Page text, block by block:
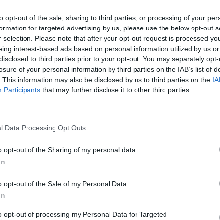
opt-out of the sale, sharing to third parties, or processing of your
for targeted advertising by us, please use the below opt-out
selection. Please note that after your opt-out request is processed
interest-based ads based on personal information utilized by us
to third parties prior to your opt-out. You may separately
of your personal information by third parties on the IAB’s list of
This information may also be disclosed by us to third parties on the
Participants that may further disclose it to other third parties.
Data Processing Opt Outs
opt-out of the Sharing of my personal data.
opt-out of the Sale of my Personal Data.
opt-out of processing my Personal Data for Targeted
sono state diverse. la prima
psicologico avuto dopo il secondo
o probabilmente complice anche lo
difensivo (protagonista Vucinic con
altre due comparse: Juan e Lobont) che
il ribaltone. Con l'uscita del
tra l'altro assolutamente lontano dalla
peggio e si è aperta la breccia nella quale
Uno squarcio soprattutto
al quale i giallorossi non hanno saputo
Da lì il secondo appunto del tecnico
la squadra di non aver reagito:
mancanza di personalità sulla quale
evidentemente ancora lavorare. Quando
sotto con il primo gol di Eto'o ha
il senso della partita venendo
dall'onda d'urto dell'Inter. E lì sono
Rudy Giuliani a Come States?
Trump, Meloni e la strategia
americana